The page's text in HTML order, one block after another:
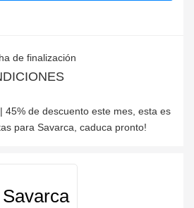
de finalización
45% de descuento este mes, esta es
para Savarca, caduca pronto!
Savarca